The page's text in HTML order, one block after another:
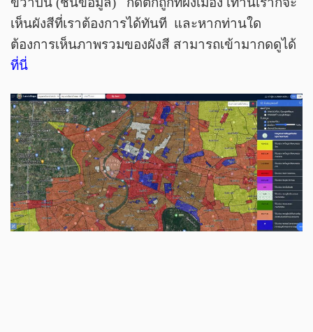
เห็นผังสีที่เราต้องการได้ทันที และหากท่านใด
ต้องการเห็นภาพรวมของผังสี สามารถเข้ามากดดูได้
ที่นี่